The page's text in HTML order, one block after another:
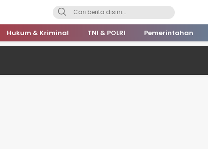
Hukum & Kriminal TNI & POLRI Pemerintahan